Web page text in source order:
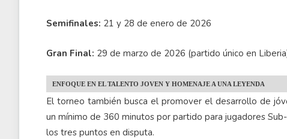
Semifinales: 21 y 28 de enero de 2026
Gran Final: 29 de marzo de 2026 (partido único en
ENFOQUE EN EL TALENTO JOVEN Y HOMENAJE A UNA LEYENDA
El torneo también busca el promover el desarrollo de
un mínimo de 360 minutos por partido para jugadores
los tres puntos en disputa.